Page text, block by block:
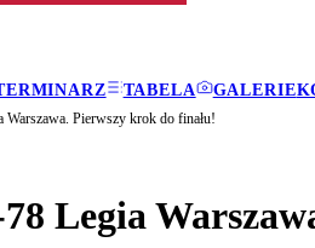
TABELA GALERIE
Warszawa. Pierwszy krok do finału!
Legia